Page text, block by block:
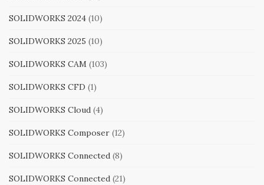
SOLIDWORKS 2024 (10)
SOLIDWORKS 2025 (10)
SOLIDWORKS CAM (103)
SOLIDWORKS CFD (1)
SOLIDWORKS Cloud (4)
SOLIDWORKS Composer (12)
SOLIDWORKS Connected (8)
SOLIDWORKS Connected (21)